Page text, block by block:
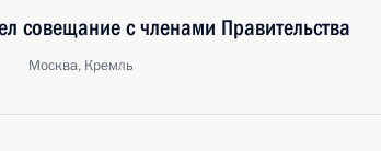
совещание с членами Правительства
Москва, Кремль